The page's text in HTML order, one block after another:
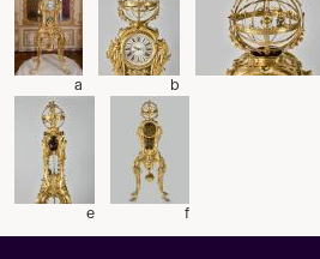
a b
e f